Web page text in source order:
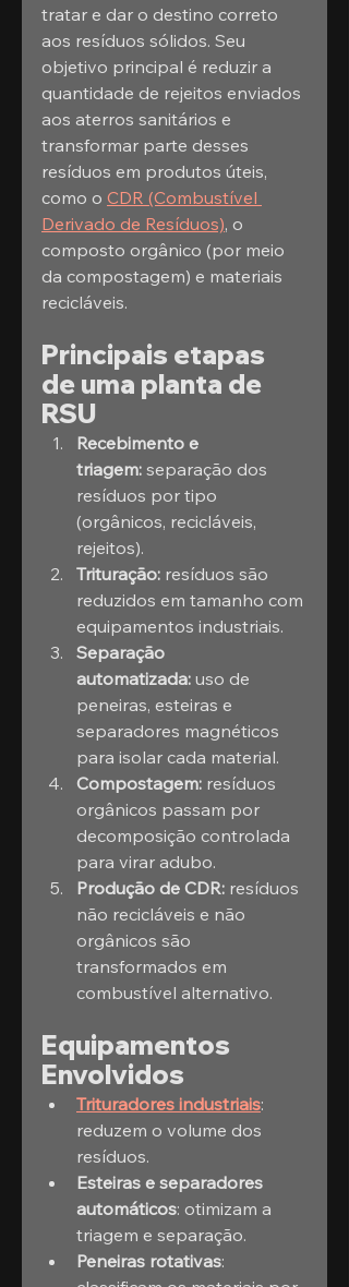
tratar e dar o destino correto
aos resíduos sólidos. Seu
objetivo principal é reduzir a
quantidade de rejeitos enviados
aos aterros sanitários e
transformar parte desses
resíduos em produtos úteis,
como o CDR (Combustível
Derivado de Resíduos), o
composto orgânico (por meio
da compostagem) e materiais
recicláveis.
Principais etapas
de uma planta de
RSU
Recebimento e
triagem: separação dos
resíduos por tipo
(orgânicos, recicláveis,
rejeitos).
Trituração: resíduos são
reduzidos em tamanho com
equipamentos industriais.
Separação
automatizada: uso de
peneiras, esteiras e
separadores magnéticos
para isolar cada material.
Compostagem: resíduos
orgânicos passam por
decomposição controlada
para virar adubo.
Produção de CDR: resíduos
não recicláveis e não
orgânicos são
transformados em
combustível alternativo.
Equipamentos
Envolvidos
Trituradores industriais:
reduzem o volume dos
resíduos.
Esteiras e separadores
automáticos: otimizam a
triagem e separação.
Peneiras rotativas: